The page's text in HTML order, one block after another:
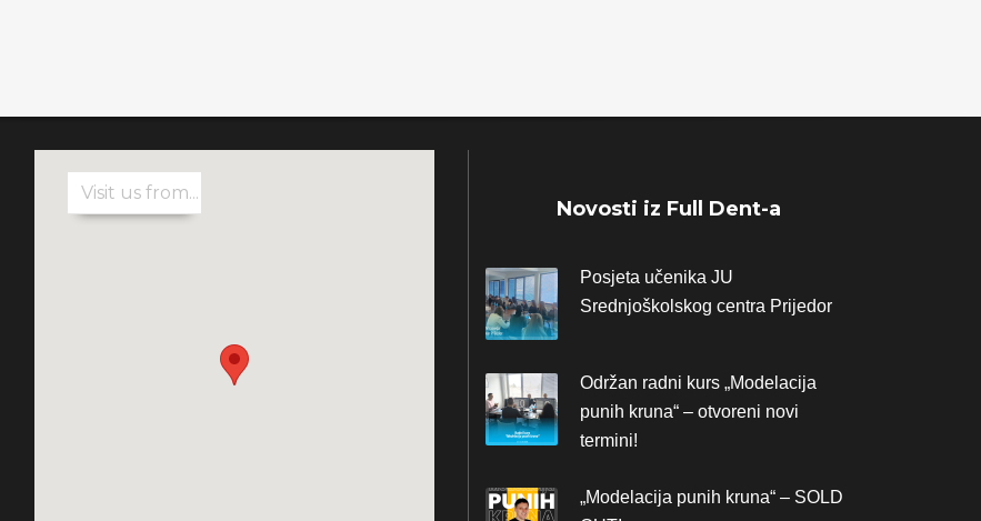
Novosti iz Full Dent-a
Posjeta učenika JU
Srednjoškolskog centra Prijedor
Održan radni kurs „Modelacija
punih kruna“ – otvoreni novi
termini!
„Modelacija punih kruna“ – SOLD